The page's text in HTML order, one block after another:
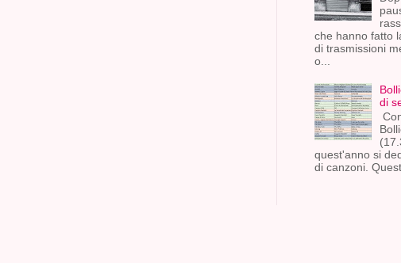
che hanno fatto
di trasmissioni
o...
di
quest'anno si
di canzoni.